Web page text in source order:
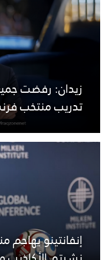
زيدان: رفضت
تدريب منتخب